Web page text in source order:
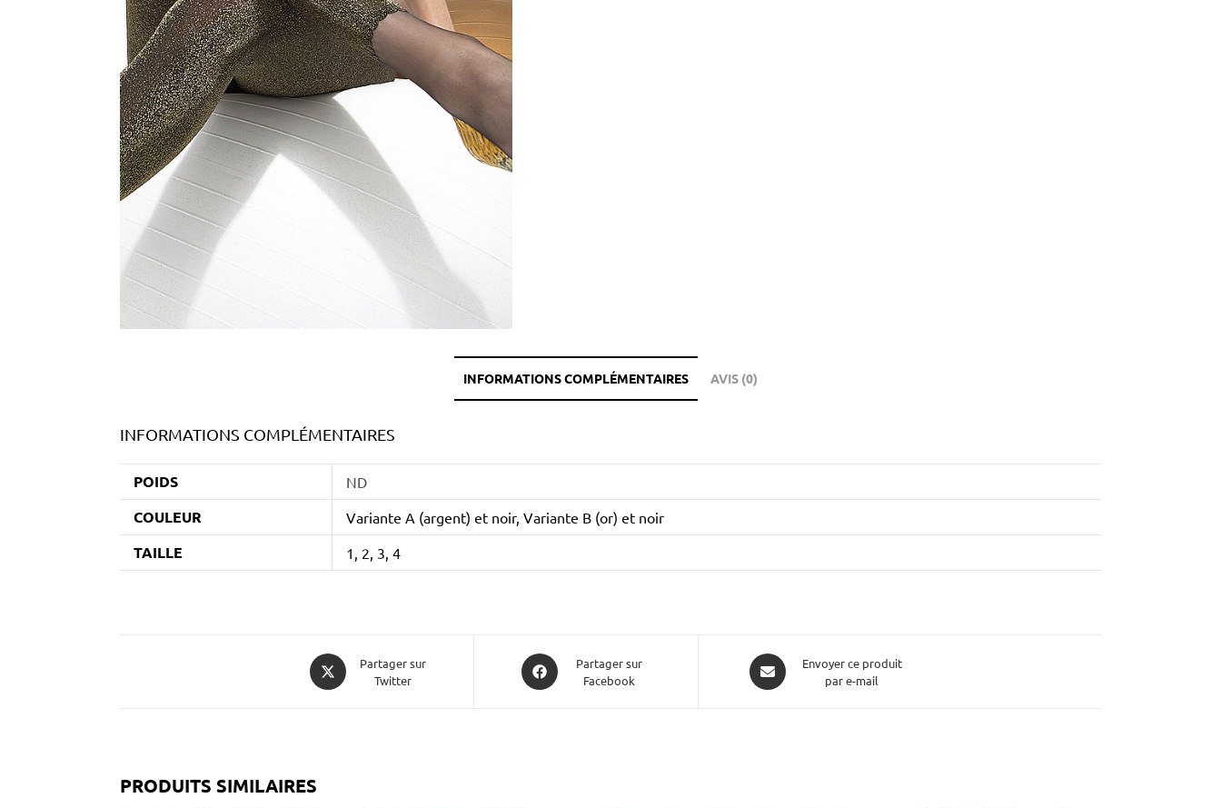
INFORMATIONS COMPLÉMENTAIRES AVIS (0)
INFORMATIONS COMPLÉMENTAIRES
POIDS ND
COULEUR Variante A (argent) et noir, Variante B (or) et noir
TAILLE 1, 2, 3, 4
Partager sur
Twitter
Partager sur
Facebook
Envoyer ce produit
par e-mail
PRODUITS SIMILAIRES